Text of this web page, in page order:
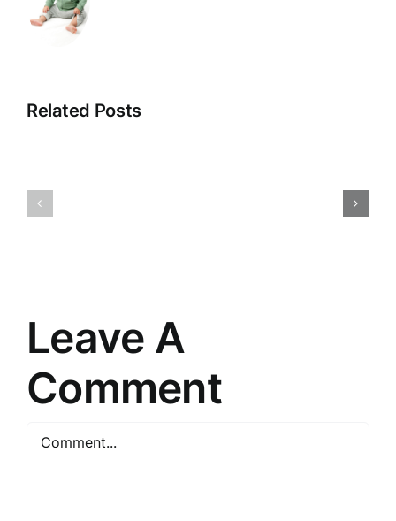
Related Posts
2025.
Leave A
Comment
Comment